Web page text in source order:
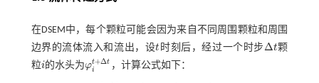
在DSEM中，每个颗粒可能会因为来自不同周围颗粒和周围
边界的流体流入和流出，设t
t 时刻后，经过一个时步Δt
∆t 颗
粒i
i 的水头为φt+Δt
i
φit +∆t ，计算公式如下：